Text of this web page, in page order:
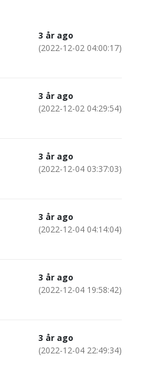
3 år ago
(2022-12-02 04:00:17)
3 år ago
(2022-12-02 04:29:54)
3 år ago
(2022-12-04 03:37:03)
3 år ago
(2022-12-04 04:14:04)
3 år ago
(2022-12-04 19:58:42)
3 år ago
(2022-12-04 22:49:34)